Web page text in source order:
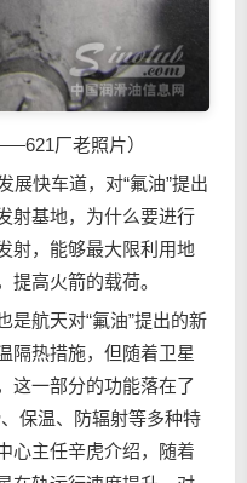
厂老照片）
快车道，对“氟油”提出
射基地，为什么要进行
射，能够最大限利用地
提高火箭的载荷。
航天对“氟油”提出的新
隔热措施，但随着卫星
这一部分的功能落在了
、保温、防辐射等多种特
心主任辛虎介绍，随着